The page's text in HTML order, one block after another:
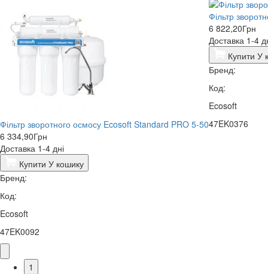
Фільтр зворотного осмосу Ecosoft Standard PRO 5-50
6 334,90Грн
Доставка 1-4 дні
Купити У кошику
Бренд:
Код:
Ecosoft
47EK0092
Фільтр
6 822,20Грн
Доставка 1-4
Купити У
Бренд:
Код:
Ecosoft
47EK0376
1